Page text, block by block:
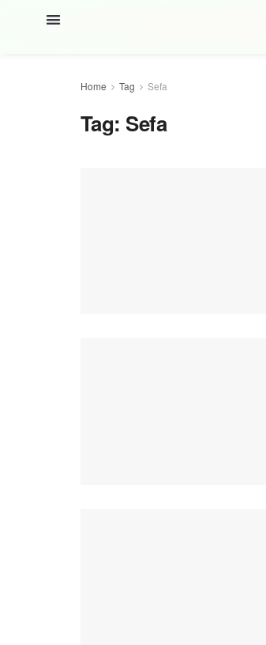
Home Tag Sefa
Tag: Sefa